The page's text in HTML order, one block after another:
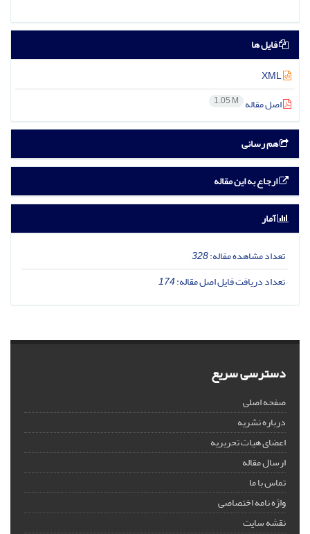
فایل ها
اصل مقاله 1.05 M
هم رسانی
ارجاع به این مقاله
آمار
تعداد مشاهده مقاله:328
تعداد دریافت فایل اصل مقاله:174
دسترسی سریع
صفحه اصلی
درباره نشریه
اعضای هیات تحریریه
ارسال مقاله
تماس با ما
واژه نامه اختصاصی
نقشه سایت